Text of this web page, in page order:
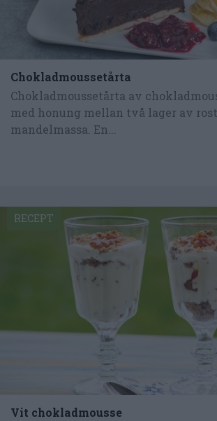
Chokladmoussetårta
Chokladmoussetårta av
med honung mellan två lager av
mandelmassa. En...
Vit chokladmousse
RECEPT